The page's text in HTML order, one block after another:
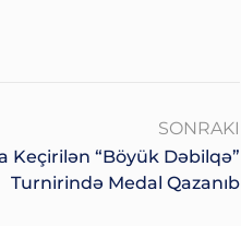
SONRAKI
Keçirilən “Böyük Dəbilqə”
Turnirində Medal Qazanıb